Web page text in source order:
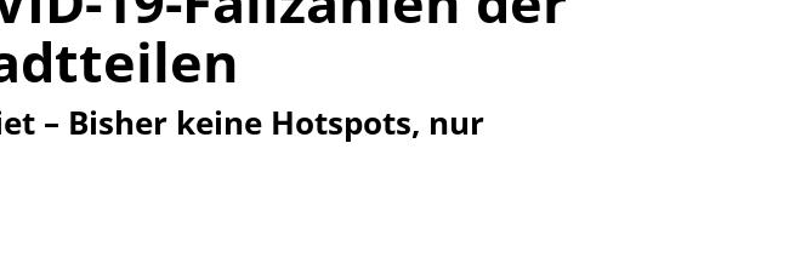
– Bisher keine Hotspots, nur